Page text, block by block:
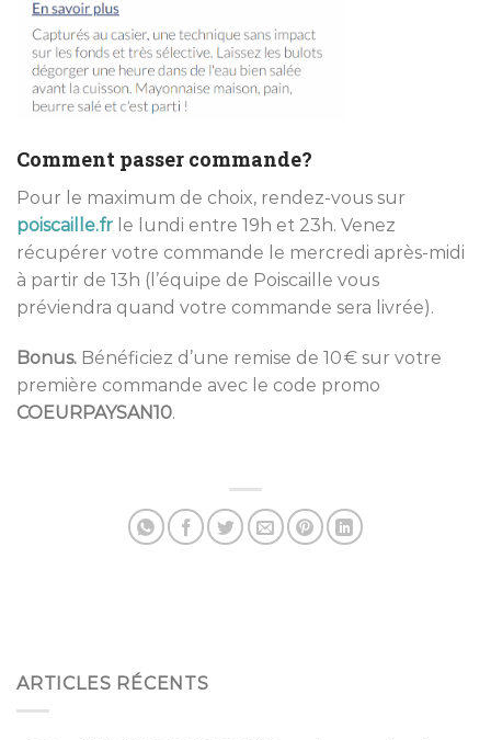
Comment passer commande?
Pour le maximum de choix, rendez-vous sur
poiscaille.fr le lundi entre 19h et 23h. Venez
récupérer votre commande le mercredi après-midi
à partir de 13h (l’équipe de Poiscaille vous
préviendra quand votre commande sera livrée).
Bonus. Bénéficiez d’une remise de 10 € sur votre
première commande avec le code promo
COEURPAYSAN10.
ARTICLES RÉCENTS